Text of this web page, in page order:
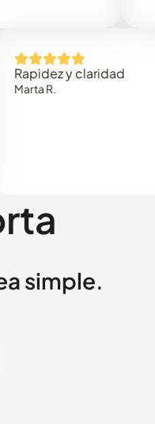
y claridad
R.
simple.